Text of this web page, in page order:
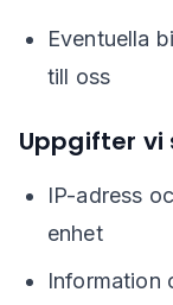
Eventuella
till oss
Uppgifter
IP-adress
enhet
Information